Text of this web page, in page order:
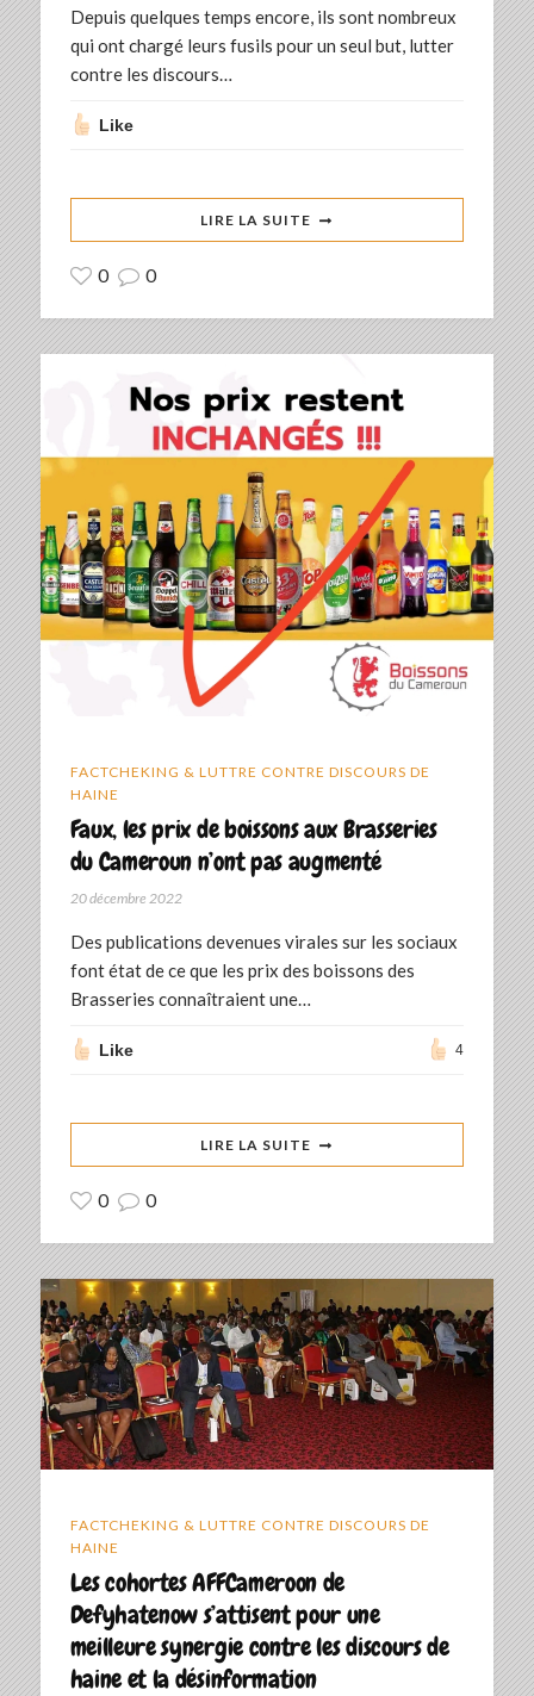
Depuis quelques temps encore, ils sont nombreux
qui ont chargé leurs fusils pour un seul but, lutter
contre les discours…
Like
LIRE LA SUITE
0 0
FACTCHEKING & LUTTRE CONTRE DISCOURS DE
HAINE
Faux, les prix de boissons aux Brasseries
du Cameroun n’ont pas augmenté
20 décembre 2022
Des publications devenues virales sur les sociaux
font état de ce que les prix des boissons des
Brasseries connaîtraient une…
Like 4
LIRE LA SUITE
0 0
FACTCHEKING & LUTTRE CONTRE DISCOURS DE
HAINE
Les cohortes AFFCameroon de
Defyhatenow s’attisent pour une
meilleure synergie contre les discours de
haine et la désinformation